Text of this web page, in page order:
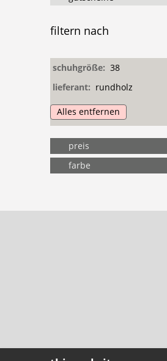
filtern nach
schuhgröße: 38
lieferant: rundholz
Alles entfernen
preis
farbe